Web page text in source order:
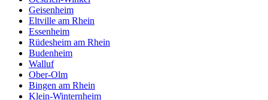
Geisenheim
Eltville am Rhein
Essenheim
Rüdesheim am Rhein
Budenheim
Walluf
Ober-Olm
Bingen am Rhein
Klein-Winternheim